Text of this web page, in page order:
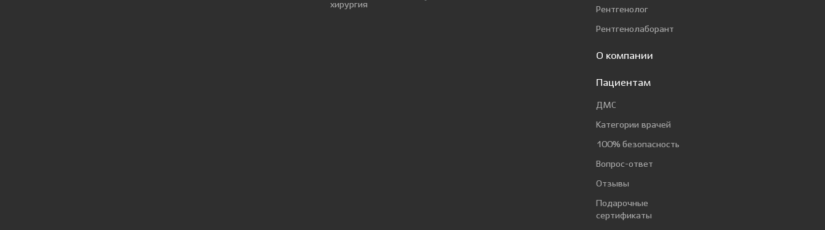
хирургия
Рентгенолог
Рентгенолаборант
О компании
Пациентам
ДМС
Категории врачей
100% безопасность
Вопрос-ответ
Отзывы
Подарочные
сертификаты